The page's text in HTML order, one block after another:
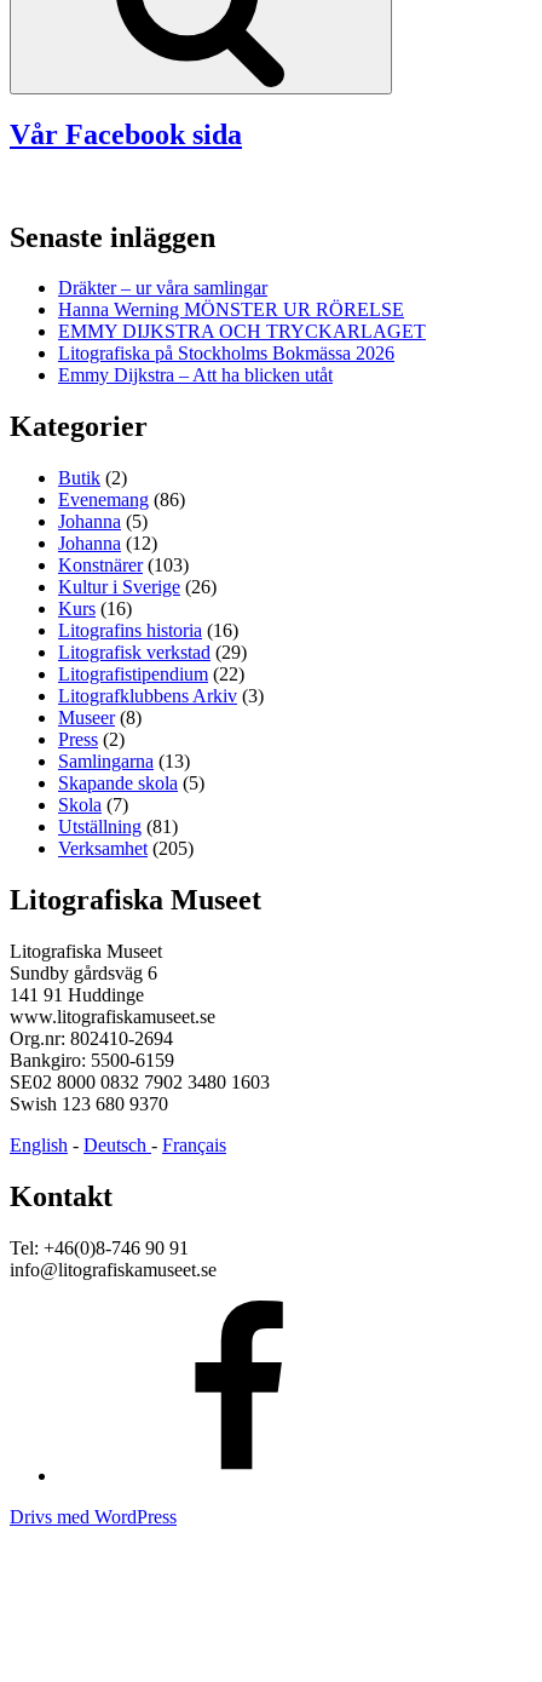
Vår Facebook sida
Senaste inläggen
Dräkter – ur våra samlingar
Hanna Werning MÖNSTER UR RÖRELSE
EMMY DIJKSTRA OCH TRYCKARLAGET
Litografiska på Stockholms Bokmässa 2026
Emmy Dijkstra – Att ha blicken utåt
Kategorier
Butik (2)
Evenemang (86)
Johanna (5)
Johanna (12)
Konstnärer(103)
Kultur i Sverige (26)
Kurs (16)
Litografins historia (16)
Litografisk verkstad (29)
Litografistipendium (22)
Litografklubbens Arkiv (3)
Museer(8)
Press (2)
Samlingarna (13)
Skapande skola (5)
Skola (7)
Utställning (81)
Verksamhet (205)
Litografiska Museet
Litografiska Museet
Sundby gårdsväg 6
141 91 Huddinge
www.litografiskamuseet.se
Org.nr: 802410-2694
Bankgiro: 5500-6159
SE02 8000 0832 7902 3480 1603
Swish 123 680 9370
English - Deutsch - Français
Kontakt
Tel: +46(0)8-746 90 91
info@litografiskamuseet.se
Drivs med WordPress